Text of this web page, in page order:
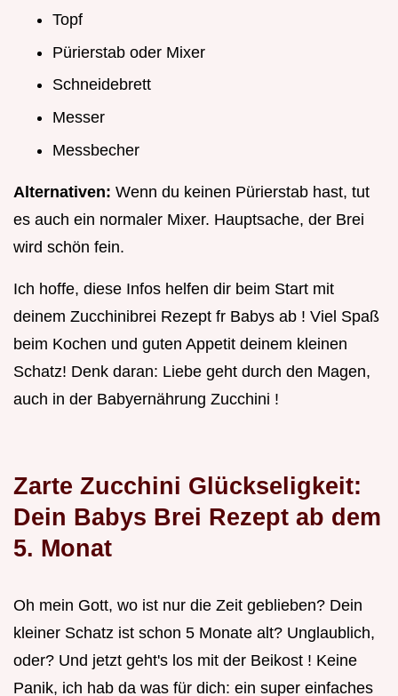
Topf
Pürierstab oder Mixer
Schneidebrett
Messer
Messbecher
Alternativen: Wenn du keinen Pürierstab hast, tut
es auch ein normaler Mixer. Hauptsache, der Brei
wird schön fein.
Ich hoffe, diese Infos helfen dir beim Start mit
deinem Zucchinibrei Rezept fr Babys ab ! Viel Spaß
beim Kochen und guten Appetit deinem kleinen
Schatz! Denk daran: Liebe geht durch den Magen,
auch in der Babyernährung Zucchini !
Zarte Zucchini Glückseligkeit:
Dein Babys Brei Rezept ab dem
5. Monat
Oh mein Gott, wo ist nur die Zeit geblieben? Dein
kleiner Schatz ist schon 5 Monate alt? Unglaublich,
oder? Und jetzt geht's los mit der Beikost ! Keine
Panik, ich hab da was für dich: ein super einfaches